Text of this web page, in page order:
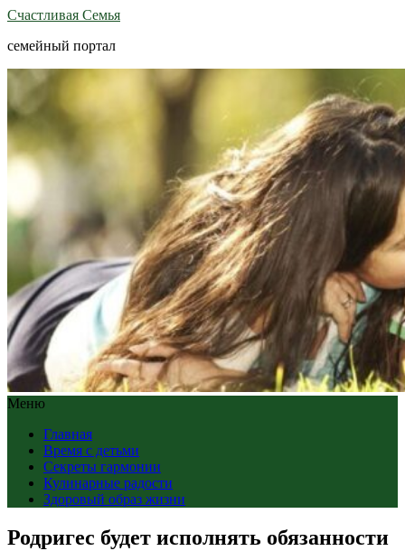
Счастливая Семья
семейный портал
Меню
Главная
Время с детьми
Секреты гармонии
Кулинарные радости
Здоровый образ жизни
Родригес будет исполнять обязанности